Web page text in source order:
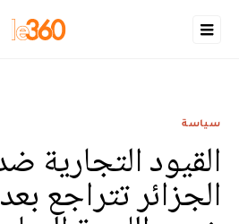
سياسة
القيود التجارية
الجزائر تتراجع